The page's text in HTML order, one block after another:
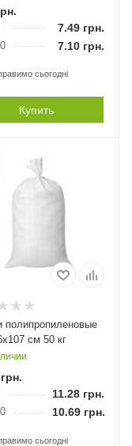
7.49 грн.
7.10 грн.
сьогодні
Купить
полипропиленовые
см 50 кг
11.28 грн.
10.69грн.
сьогодні